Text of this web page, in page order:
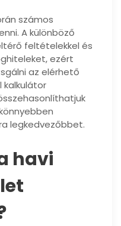
számos
A különböző
feltételekkel és
ezért
az elérhető
kalkulátor
legkedvezőbbet.
havi